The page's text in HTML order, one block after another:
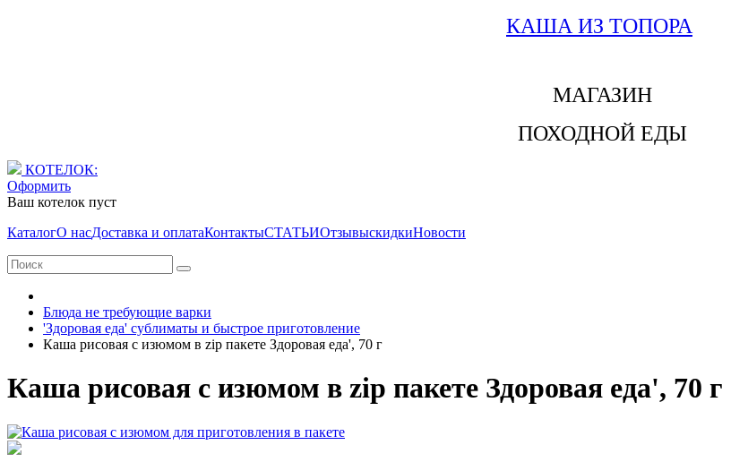
КАША ИЗ ТОПОРА
МАГАЗИН
ПОХОДНОЙ ЕДЫ
КОТЕЛОК:
Оформить
Ваш котелок пуст
КаталогО насДоставка и оплатаКонтактыСТАТЬИОтзывыскидкиНовости
Блюда не требующие варки
'Здоровая еда' сублиматы и быстрое приготовление
Каша рисовая с изюмом в zip пакете Здоровая еда', 70 г
Каша рисовая с изюмом в zip пакете Здоровая еда', 70 г